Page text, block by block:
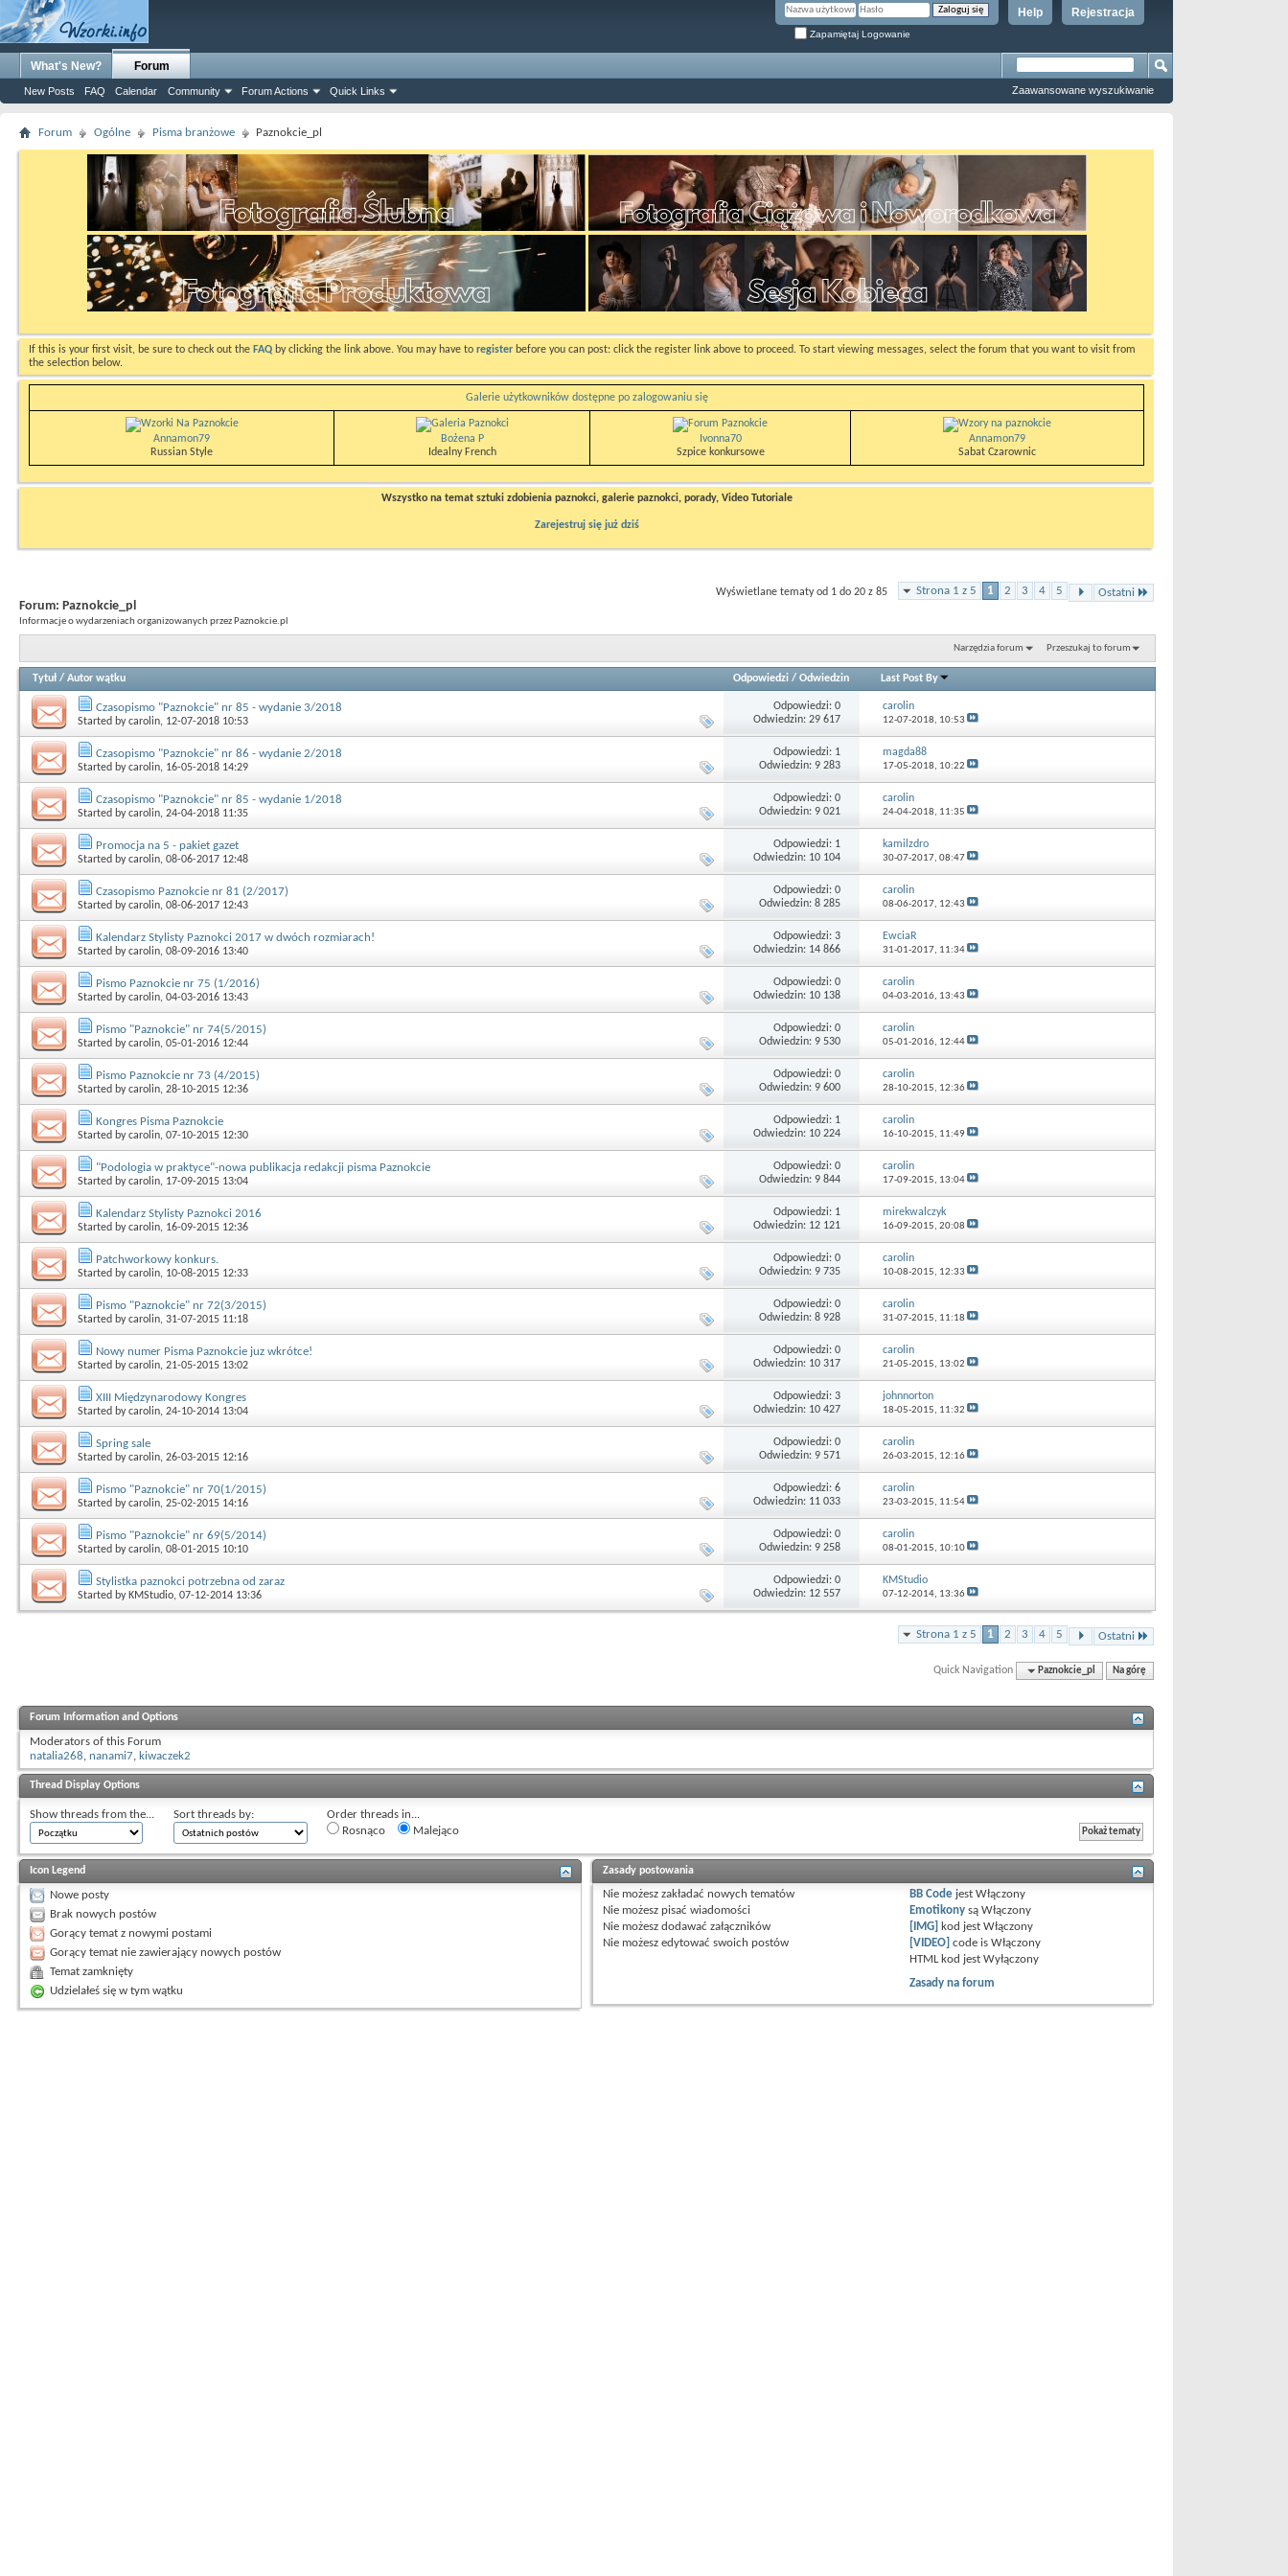
Rejestracja
Help
Zapamiętaj Logowanie
What's New? Forum
New Posts FAQ Calendar Community Forum Actions Quick Links Zaawansowane wyszukiwanie
Forum Ogólne Pisma branżowe Paznokcie_pl
If this is your first visit, be sure to check out the FAQ by clicking the link above. You may have to register before you can post: click the register link above to proceed. To start viewing messages, select the forum that you want to visit from
the selection below.
Galerie użytkowników dostępne po zalogowaniu się
Annamon79
Russian Style
Bożena P
Idealny French
Ivonna70
Szpice konkursowe
Annamon79
Sabat Czarownic
Wszystko na temat sztuki zdobienia paznokci, galerie paznokci, porady, Video Tutoriale
Zarejestruj się już dziś
Strona 1 z 5 1 2 3 4 5 Ostatni
Wyświetlane tematy od 1 do 20 z 85
Forum: Paznokcie_pl
Informacje o wydarzeniach organizowanych przez Paznokcie.pl
Narzędzia forum Przeszukaj to forum
Tytuł / Autor wątku Odpowiedzi/ Odwiedzin Last Post By
Czasopismo "Paznokcie" nr 85 - wydanie 3/2018
Started bycarolin, 12-07-2018 10:53
Odpowiedzi: 0
Odwiedzin: 29 617
carolin
12-07-2018, 10:53
Czasopismo "Paznokcie" nr 86 - wydanie 2/2018
Started bycarolin, 16-05-2018 14:29
Odpowiedzi: 1
Odwiedzin: 9 283
magda88
17-05-2018, 10:22
Czasopismo "Paznokcie" nr 85 - wydanie 1/2018
Started bycarolin, 24-04-2018 11:35
Odpowiedzi: 0
Odwiedzin: 9 021
carolin
24-04-2018, 11:35
Promocja na 5 - pakiet gazet
Started bycarolin, 08-06-2017 12:48
Odpowiedzi: 1
Odwiedzin: 10 104
kamilzdro
30-07-2017, 08:47
Czasopismo Paznokcie nr 81 (2/2017)
Started bycarolin, 08-06-2017 12:43
Odpowiedzi: 0
Odwiedzin: 8 285
carolin
08-06-2017, 12:43
Kalendarz Stylisty Paznokci 2017 w dwóch rozmiarach!
Started bycarolin, 08-09-2016 13:40
Odpowiedzi: 3
Odwiedzin: 14 866
EwciaR
31-01-2017, 11:34
Pismo Paznokcie nr 75 (1/2016)
Started bycarolin, 04-03-2016 13:43
Odpowiedzi: 0
Odwiedzin: 10 138
carolin
04-03-2016, 13:43
Pismo "Paznokcie" nr 74(5/2015)
Started bycarolin, 05-01-2016 12:44
Odpowiedzi: 0
Odwiedzin: 9 530
carolin
05-01-2016, 12:44
Pismo Paznokcie nr 73 (4/2015)
Started bycarolin, 28-10-2015 12:36
Odpowiedzi: 0
Odwiedzin: 9 600
carolin
28-10-2015, 12:36
Kongres Pisma Paznokcie
Started bycarolin, 07-10-2015 12:30
Odpowiedzi: 1
Odwiedzin: 10 224
carolin
16-10-2015, 11:49
"Podologia w praktyce"-nowa publikacja redakcji pisma Paznokcie
Started bycarolin, 17-09-2015 13:04
Odpowiedzi: 0
Odwiedzin: 9 844
carolin
17-09-2015, 13:04
Kalendarz Stylisty Paznokci 2016
Started bycarolin, 16-09-2015 12:36
Odpowiedzi: 1
Odwiedzin: 12 121
mirekwalczyk
16-09-2015, 20:08
Patchworkowy konkurs.
Started bycarolin, 10-08-2015 12:33
Odpowiedzi: 0
Odwiedzin: 9 735
carolin
10-08-2015, 12:33
Pismo "Paznokcie" nr 72(3/2015)
Started bycarolin, 31-07-2015 11:18
Odpowiedzi: 0
Odwiedzin: 8 928
carolin
31-07-2015, 11:18
Nowy numer Pisma Paznokcie juz wkrótce!
Started bycarolin, 21-05-2015 13:02
Odpowiedzi: 0
Odwiedzin: 10 317
carolin
21-05-2015, 13:02
XIII Międzynarodowy Kongres
Started bycarolin, 24-10-2014 13:04
Odpowiedzi: 3
Odwiedzin: 10 427
johnnorton
18-05-2015, 11:32
Spring sale
Started bycarolin, 26-03-2015 12:16
Odpowiedzi: 0
Odwiedzin: 9 571
carolin
26-03-2015, 12:16
Pismo "Paznokcie" nr 70(1/2015)
Started bycarolin, 25-02-2015 14:16
Odpowiedzi: 6
Odwiedzin: 11 033
carolin
23-03-2015, 11:54
Pismo "Paznokcie" nr 69(5/2014)
Started bycarolin, 08-01-2015 10:10
Odpowiedzi: 0
Odwiedzin: 9 258
carolin
08-01-2015, 10:10
Stylistka paznokci potrzebna od zaraz
Started by KMStudio, 07-12-2014 13:36
Odpowiedzi: 0
Odwiedzin: 12 557
KMStudio
07-12-2014, 13:36
Strona 1 z 5 1 2 3 4 5 Ostatni
Quick Navigation Paznokcie_pl Na górę
Forum Information and Options
Moderators of this Forum
natalia268, nanami7, kiwaczek2
Thread Display Options
Show threads from the... Sort threads by:
Order threads in...
Rosnąco
Malejąco
Icon Legend
Nowe posty
Brak nowych postów
Gorący temat z nowymi postami
Gorący temat nie zawierający nowych postów
Temat zamknięty
Udzielałeś się w tym wątku
Zasady postowania
Nie możeszzakładać nowych tematów
Nie możeszpisać wiadomości
Nie możeszdodawać załączników
Nie możeszedytować swoich postów
BB Code jestWłączony
Emotikony sąWłączony
[IMG] kod jestWłączony
[VIDEO] code isWłączony
HTML kod jestWyłączony
Zasady na forum